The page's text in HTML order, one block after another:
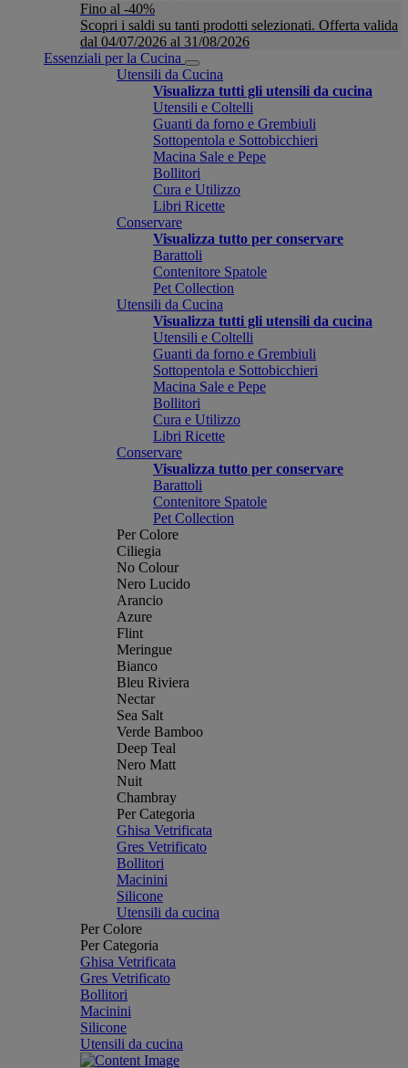
Fino al -40%
Scopri i saldi su tanti prodotti selezionati. Offerta valida
dal 04/07/2026 al 31/08/2026
Essenziali per la Cucina
Utensili da Cucina
Visualizza tutti gli utensili da cucina
Utensili e Coltelli
Guanti da forno e Grembiuli
Sottopentola e Sottobicchieri
Macina Sale e Pepe
Bollitori
Cura e Utilizzo
Libri Ricette
Conservare
Visualizza tutto per conservare
Barattoli
Contenitore Spatole
Pet Collection
Utensili da Cucina
Visualizza tutti gli utensili da cucina
Utensili e Coltelli
Guanti da forno e Grembiuli
Sottopentola e Sottobicchieri
Macina Sale e Pepe
Bollitori
Cura e Utilizzo
Libri Ricette
Conservare
Visualizza tutto per conservare
Barattoli
Contenitore Spatole
Pet Collection
Per Colore
Ciliegia
No Colour
Nero Lucido
Arancio
Azure
Flint
Meringue
Bianco
Bleu Riviera
Nectar
Sea Salt
Verde Bamboo
Deep Teal
Nero Matt
Nuit
Chambray
Per Categoria
Ghisa Vetrificata
Gres Vetrificato
Bollitori
Macinini
Silicone
Utensili da cucina
Per Colore
Per Categoria
Ghisa Vetrificata
Gres Vetrificato
Bollitori
Macinini
Silicone
Utensili da cucina